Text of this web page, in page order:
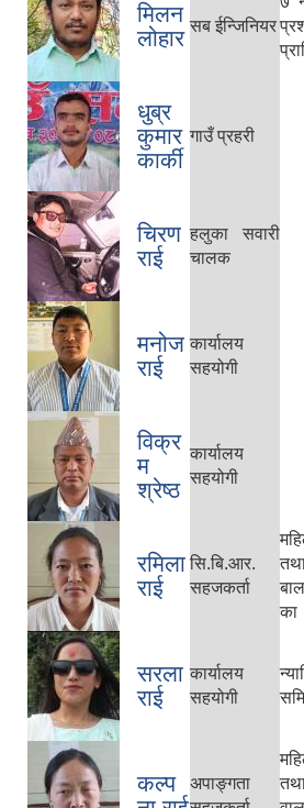
मिलन
लोहार सब ईन्जिनियर
धुब्र
कुमार
कार्की
गाउँ प्रहरी
चिरण
राई
हलुका सवारी
चालक
मनोज
राई
कार्यालय
सहयोगी
विक्र
म
श्रेष्ठ
कार्यालय
सहयोगी
रमिला
राई
सि.बि.आर.
सहजकर्ता
का
सरला
राई
कार्यालय
सहयोगी
कल्प
अपाङ्गता